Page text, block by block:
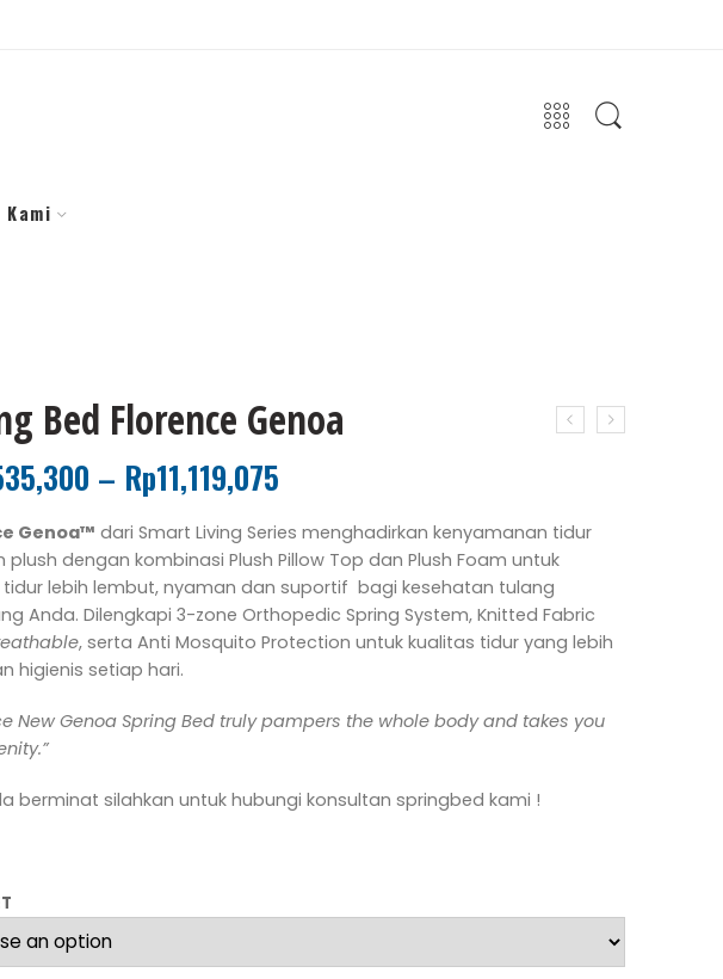
Kami
Bed Florence Genoa
– Rp11,119,075
Genoa™ dari Smart Living Series menghadirkan kenyamanan tidur
plush dengan kombinasi Plush Pillow Top dan Plush Foam untuk
tidur lebih lembut, nyaman dan suportif bagi kesehatan tulang
Anda. Dilengkapi 3-zone Orthopedic Spring System, Knitted Fabric
, serta Anti Mosquito Protection untuk kualitas tidur yang lebih
higienis setiap hari.
New Genoa Spring Bed truly pampers the whole bodyand takes you
berminat silahkan untuk hubungi konsultan springbed kami !